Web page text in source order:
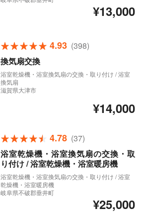
¥13,000
4.93 (398)
換気扇交換
浴室乾燥機・浴室換気扇の交換・取り付け / 浴室
換気扇
滋賀県大津市
¥14,000
4.78 (37)
浴室乾燥機・浴室換気扇の交換・取
り付け / 浴室乾燥機・浴室暖房機
浴室乾燥機・浴室換気扇の交換・取り付け / 浴室
乾燥機・浴室暖房機
岐阜県不破郡垂井町
¥25,000